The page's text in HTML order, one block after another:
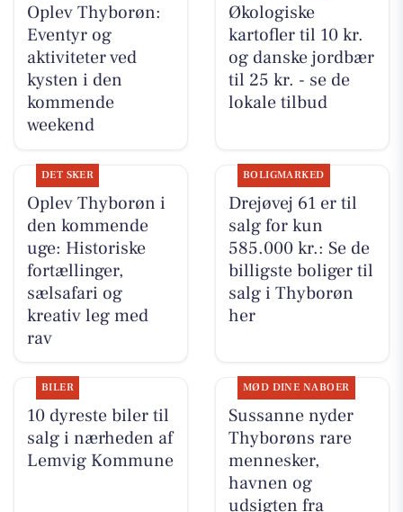
Oplev Thyborøn:
Eventyr og
aktiviteter ved
kysten i den
kommende
weekend
Økologiske
kartofler til 10 kr.
og danske jordbær
til 25 kr. - se de
lokale tilbud
DET SKER
Oplev Thyborøn i
den kommende
uge: Historiske
fortællinger,
sælsafari og
kreativ leg med
rav
BOLIGMARKED
Drejøvej 61 er til
salg for kun
585.000 kr.: Se de
billigste boliger til
salg i Thyborøn
her
BILER
10 dyreste biler til
salg i nærheden af
Lemvig Kommune
MØD DINE NABOER
Sussanne nyder
Thyborøns rare
mennesker,
havnen og
udsigten fra